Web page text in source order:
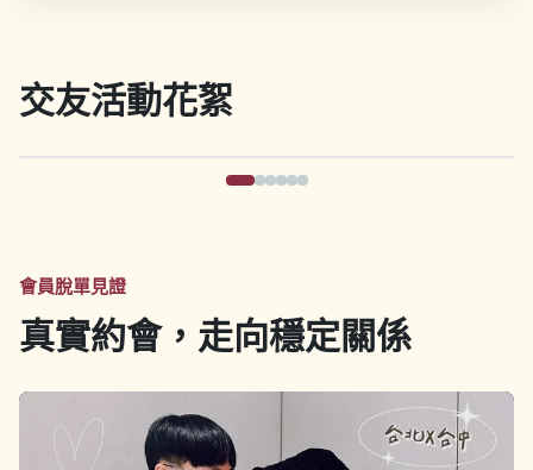
交友活動花絮
會員脫單見證
真實約會，走向穩定關係